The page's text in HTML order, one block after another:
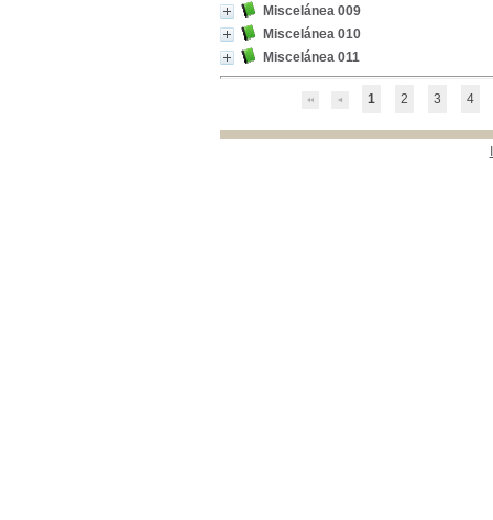
Miscelánea 009
Miscelánea 010
Miscelánea 011
1 2 3 4